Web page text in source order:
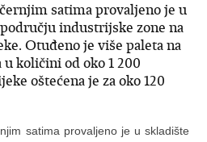
satima provaljeno je u
industrijske zone na
Otuđeno je više paleta na
količini od oko 1 200
oštećena je za oko 120
satima provaljeno je u skladište